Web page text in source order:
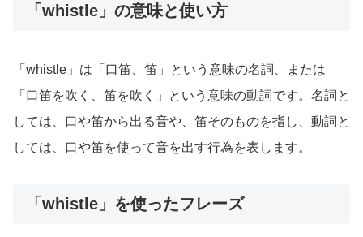
「whistle」の意味と使い方
「whistle」は「口笛、笛」という意味の名詞、または
「口笛を吹く、笛を吹く」という意味の動詞です。名詞と
しては、口や笛から出る音や、笛そのものを指し、動詞と
しては、口や笛を使って音を出す行為を表します。
「whistle」を使ったフレーズ